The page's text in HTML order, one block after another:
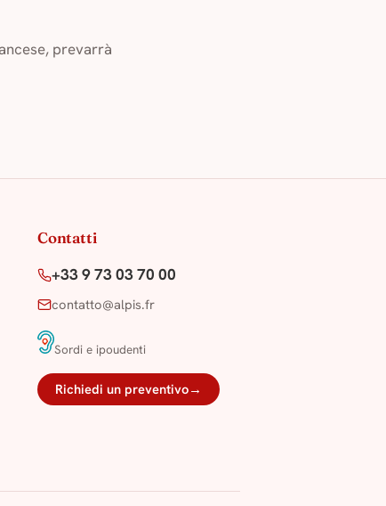
prevarrà
Contatti
+33 9 73 03 70 00
contatto@alpis.fr
Sordi e ipoudenti
Richiedi un preventivo→